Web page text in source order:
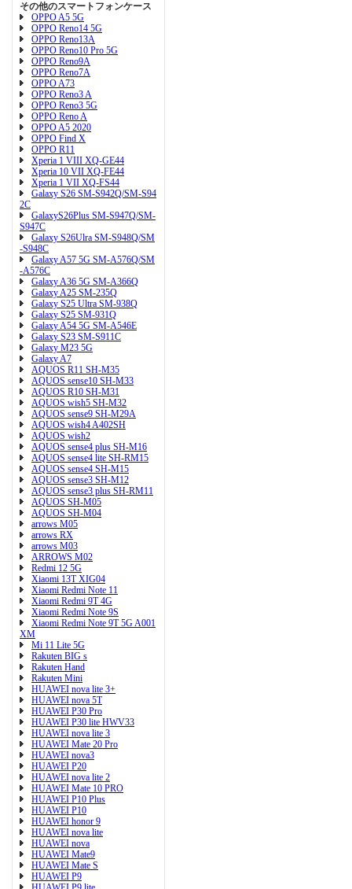
その他のスマートフォンケース
OPPO A5 5G
OPPO Reno14 5G
OPPO Reno13A
OPPO Reno10 Pro 5G
OPPO Reno9A
OPPO Reno7A
OPPO A73
OPPO Reno3 A
OPPO Reno3 5G
OPPO Reno A
OPPO A5 2020
OPPO Find X
OPPO R11
Xperia 1 VIII XQ-GE44
Xperia 10 VII XQ-FE44
Xperia 1 VII XQ-FS44
Galaxy S26 SM-S942Q/SM-S94
2C
GalaxyS26Plus SM-S947Q/SM-
S947C
Galaxy S26Ulra SM-S948Q/SM
-S948C
Galaxy A57 5G SM-A576Q/SM
-A576C
Galaxy A36 5G SM-A366Q
Galaxy A25 SM-235Q
Galaxy S25 Ultra SM-938Q
Galaxy S25 SM-931Q
Galaxy A54 5G SM-A546E
Galaxy S23 SM-S911C
Galaxy M23 5G
Galaxy A7
AQUOS R11 SH-M35
AQUOS sense10 SH-M33
AQUOS R10 SH-M31
AQUOS wish5 SH-M32
AQUOS sense9 SH-M29A
AQUOS wish4 A402SH
AQUOS wish2
AQUOS sense4 plus SH-M16
AQUOS sense4 lite SH-RM15
AQUOS sense4 SH-M15
AQUOS sense3 SH-M12
AQUOS sense3 plus SH-RM11
AQUOS SH-M05
AQUOS SH-M04
arrows M05
arrows RX
arrows M03
ARROWS M02
Redmi 12 5G
Xiaomi 13T XIG04
Xiaomi Redmi Note 11
Xiaomi Redmi 9T 4G
Xiaomi Redmi Note 9S
Xiaomi Redmi Note 9T 5G A001
XM
Mi 11 Lite 5G
Rakuten BIG s
Rakuten Hand
Rakuten Mini
HUAWEI nova lite 3+
HUAWEI nova 5T
HUAWEI P30 Pro
HUAWEI P30 lite HWV33
HUAWEI nova lite 3
HUAWEI Mate 20 Pro
HUAWEI nova3
HUAWEI P20
HUAWEI nova lite 2
HUAWEI Mate 10 PRO
HUAWEI P10 Plus
HUAWEI P10
HUAWEI honor 9
HUAWEI nova lite
HUAWEI nova
HUAWEI Mate9
HUAWEI Mate S
HUAWEI P9